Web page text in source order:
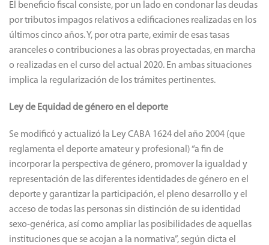
El beneficio fiscal consiste, por un lado en condonar las deudas
por tributos impagos relativos a edificaciones realizadas en los
últimos cinco años. Y, por otra parte, eximir de esas tasas
aranceles o contribuciones a las obras proyectadas, en marcha
o realizadas en el curso del actual 2020. En ambas situaciones
implica la regularización de los trámites pertinentes.
Ley de Equidad de género en el deporte
Se modificó y actualizó la Ley CABA 1624 del año 2004 (que
reglamenta el deporte amateur y profesional) “a fin de
incorporar la perspectiva de género, promover la igualdad y
representación de las diferentes identidades de género en el
deporte y garantizar la participación, el pleno desarrollo y el
acceso de todas las personas sin distinción de su identidad
sexo-genérica, así como ampliar las posibilidades de aquellas
instituciones que se acojan a la normativa”, según dicta el